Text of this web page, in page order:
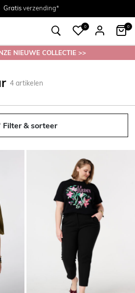
Gratisverzending*
Maten38 - 54
retourneren in de winkel
0 0
NIEUWE COLLECTIE >>
4 artikelen
Filter & sorteer